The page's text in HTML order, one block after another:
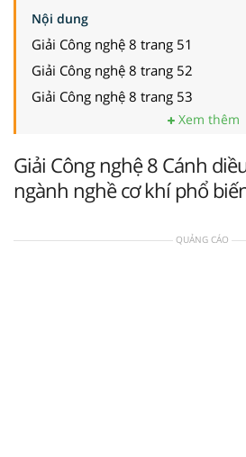
Nội dung
Giải Công nghệ 8 trang 51
Giải Công nghệ 8 trang 52
Giải Công nghệ 8 trang 53
Xem thêm
Giải Công nghệ 8 Cánh
ngành nghề cơ khí phổ
QUẢNG CÁO